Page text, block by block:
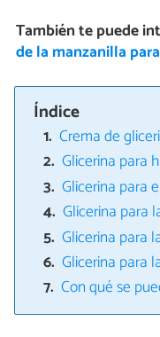
También te puede
de la manzanilla
Índice
Crema de
Glicerina para
Glicerina para
Glicerina para
Glicerina para
Glicerina para
Con qué se